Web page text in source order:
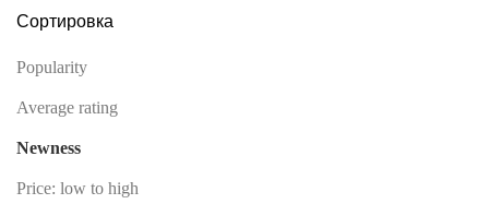
Сортировка
Popularity
Average rating
Newness
Price: low to high